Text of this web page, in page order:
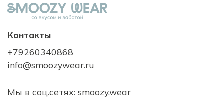
Контакты
+79260340868
info@smoozywear.ru
Мы в соц.сетях: smoozy.wear